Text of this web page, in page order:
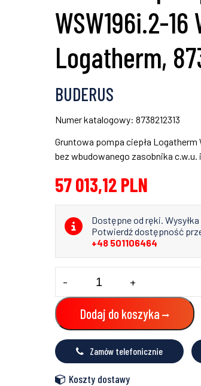
WSW196i.2-
Logatherm,
BUDERUS
Numer katalogowy: 8738212313
Gruntowa pompa ciepła Logatherm
bez wbudowanego zasobnika
57 013,12 PLN
Dostępne od ręki. Wysyłka
Potwierdź dostępność
+48 501106464
Gruntowa
pompa
ciepła
WSW196i.2-
16
W
Buderus
Logatherm,
8738212313
- +
Dodaj do koszyka
Zamów telefonicznie
Koszty dostawy